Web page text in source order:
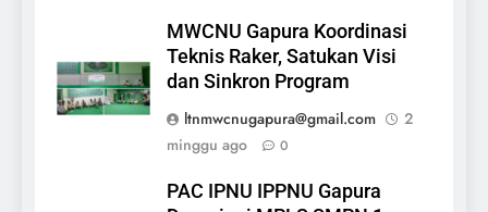
MWCNU Gapura Koordinasi
Teknis Raker, Satukan Visi
dan Sinkron Program
ltnmwcnugapura@gmail.com
2
minggu ago
0
PAC IPNU IPPNU Gapura